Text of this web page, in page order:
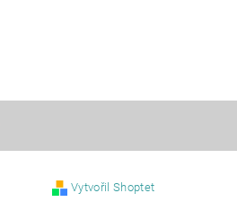
Vytvořil Shoptet